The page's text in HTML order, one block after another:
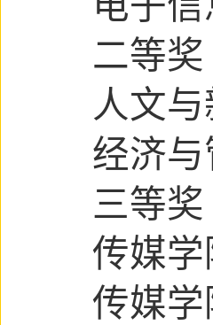
二等奖
人文
经济
三等奖
传媒学
传媒